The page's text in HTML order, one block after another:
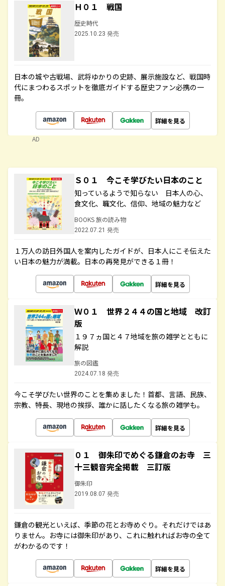
Ｈ０１ 戦国
歴史時代
2025.10.23 発売
日本の城や古戦場、武将ゆかりの史跡、展示施設など、戦国時
代にまつわるスポットを徹底ガイドする歴史ファン必携の一
冊。
詳細を見る
AD
Ｓ０１ 今こそ学びたい日本のこと
知っているようで知らない 日本人の心、
食文化、職文化、信仰、地域の魅力など
BOOKS 旅の読み物
2022.07.21 発売
１万人の訪日外国人を案内したガイドが、日本人にこそ伝えた
い日本の魅力が満載。日本の再発見ができる１冊！
詳細を見る
Ｗ０１ 世界２４４の国と地域 改訂
版
１９７ヵ国と４７地域を旅の雑学とともに
解説
旅の図鑑
2024.07.18 発売
今こそ学びたい世界のことを集めました！首都、言語、民族、
宗教、特長、現地の挨拶、誰かに話したくなる旅の雑学も。
詳細を見る
０１ 御朱印でめぐる鎌倉のお寺 三
十三観音完全掲載 三訂版
御朱印
2019.08.07 発売
鎌倉の観光といえば、季節の花とお寺めぐり。それだけではあ
りません。お寺には御朱印があり、これに触れればお寺の全て
がわかるのです！
詳細を見る